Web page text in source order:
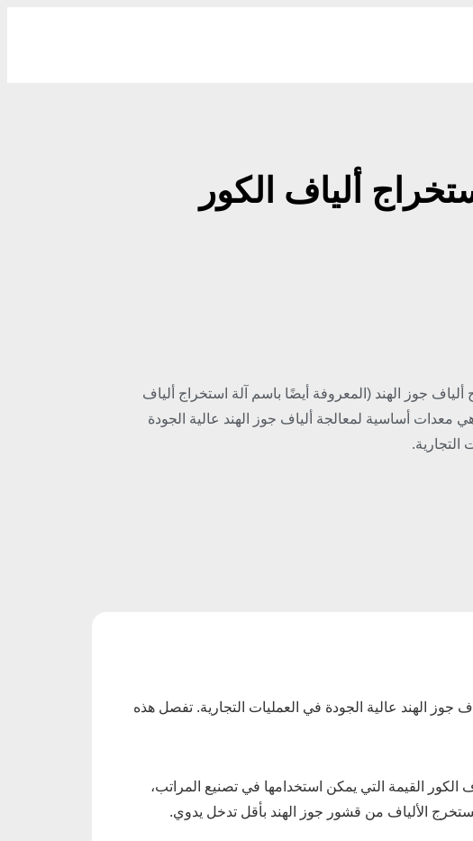
ألياف الكور
ألياف جوز الهند (المعروفة أيضًا باسم آلة استخراج ألياف
معدات أساسية لمعالجة ألياف جوز الهند عالية الجودة
التجارية.
جوز الهند عالية الجودة في العمليات التجارية. تفصل هذه
القيمة التي يمكن استخدامها في تصنيع المراتب،
الألياف من قشور جوز الهند بأقل تدخل يدوي.